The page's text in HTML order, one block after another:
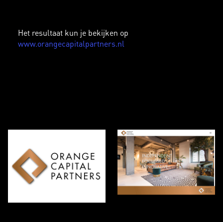
Het resultaat kun je bekijken op
www.orangecapitalpartners.nl